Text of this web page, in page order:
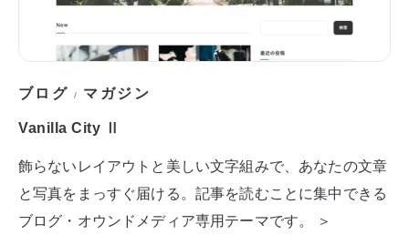
ブログ / マガジン
Vanilla City Ⅱ
飾らないレイアウトと美しい文字組みで、あなたの文章
と写真をまっすぐ届ける。記事を読むことに集中できる
ブログ・オウンドメディア専用テーマです。 ＞